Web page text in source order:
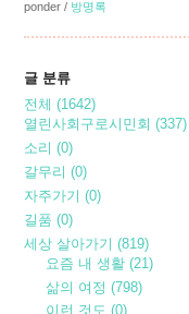
ponder / 방명록
글 분류
전체(1642)
열린사회구로시민회(337)
소리(0)
갈무리(0)
자주가기(0)
길품(0)
세상 살아가기(819)
요즘 내 생활(21)
삶의 여정(798)
이런 것도(0)